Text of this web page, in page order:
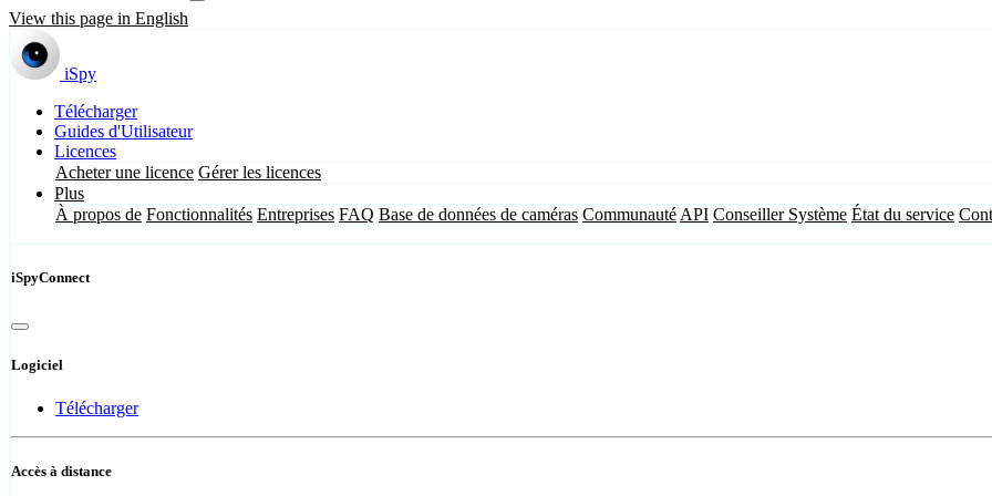
View this page in English
iSpy
Télécharger
Guides d'Utilisateur
Licences
Acheter une licence Gérer les licences
Plus
À propos de Fonctionnalités Entreprises FAQ Base de données de caméras Communauté API Conseiller Système État du service
iSpyConnect
Logiciel
Télécharger
Accès à distance